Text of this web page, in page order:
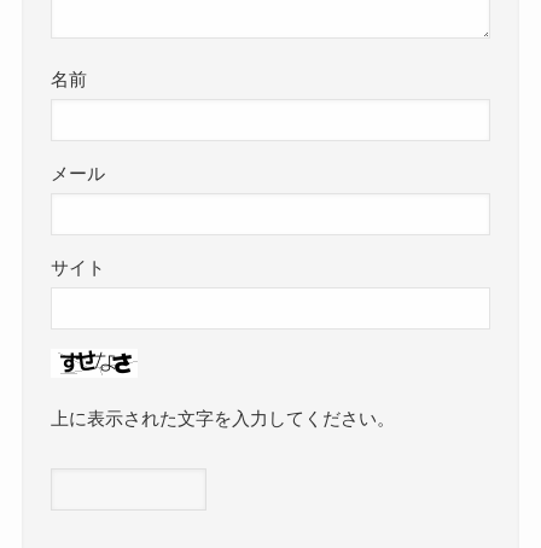
名前
メール
サイト
上に表示された文字を入力してください。